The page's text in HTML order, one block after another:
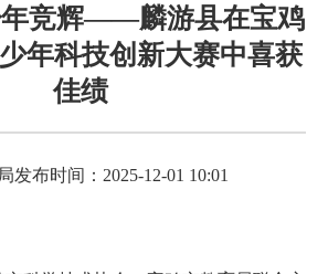
年竞辉——麟游县在宝鸡
年科技创新大赛中喜获
佳绩
发布时间：2025-12-01 10:01